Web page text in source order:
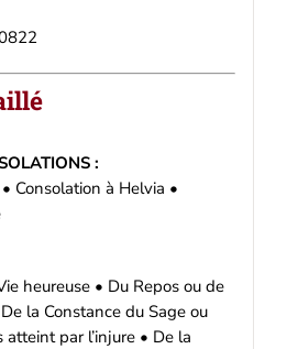
:
Consolation à Helvia •
heureuse • Du Repos ou de
la Constance du Sage ou
atteint par l’injure • De la